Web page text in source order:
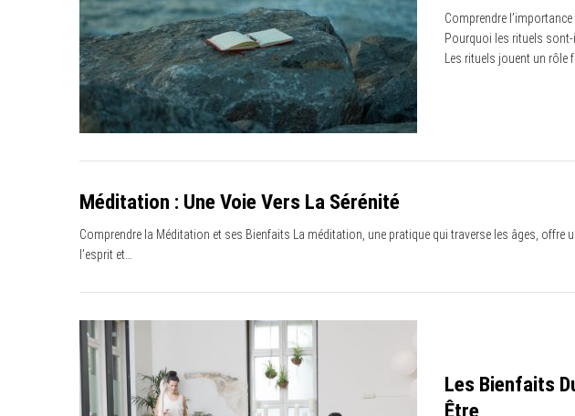
Comprendre
Pourquoi les rituels
Les rituels jouent un rôle
Méditation : Une Voie Vers La Sérénité
Comprendre la Méditation et ses Bienfaits La méditation, une pratique qui traverse les âges, offre
l’esprit et…
Les Bienfaits